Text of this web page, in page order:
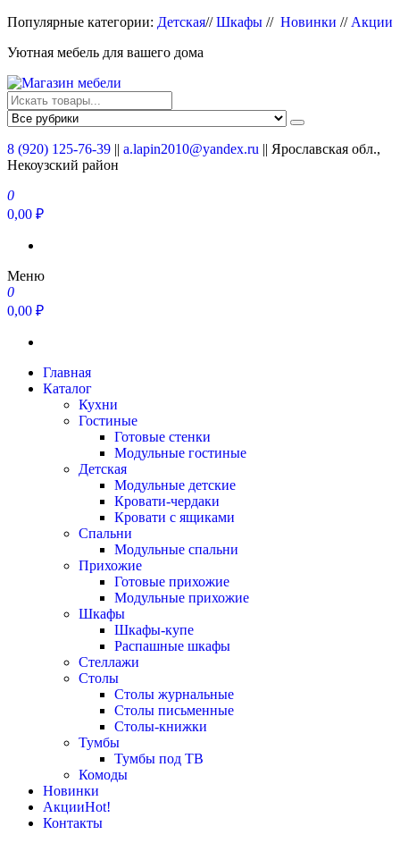
Перейти
содержимому
Популярные категории: Детская//Шкафы // Новинки // Акции
Уютная мебель для вашего дома
Магазин мебели
Мебель для вашего дома
8 (920) 125-76-39 || a.lapin2010@yandex.ru || Ярославская обл.,
Некоузский район
0
0,00 ₽
Меню
0
0,00 ₽
Главная
Каталог
Кухни
Гостиные
Готовые стенки
Модульные гостиные
Детская
Модульные детские
Кровати-чердаки
Кровати с ящиками
Спальни
Модульные спальни
Прихожие
Готовые прихожие
Модульные прихожие
Шкафы
Шкафы-купе
Распашные шкафы
Стеллажи
Столы
Столы журнальные
Столы письменные
Столы-книжки
Тумбы
Тумбы под ТВ
Комоды
Новинки
АкцииHot!
Контакты